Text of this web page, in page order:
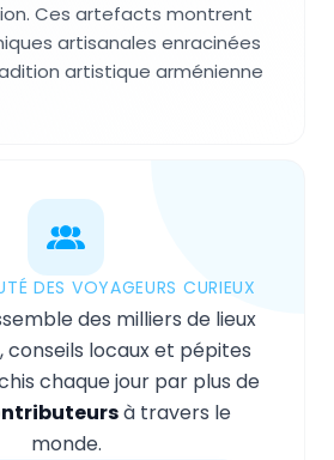
Ces artefacts montrent
artisanales enracinées
artistique arménienne
DES VOYAGEURS CURIEUX
des milliers de lieux
conseils locaux et pépites
chaque jour par plus de
à travers le
monde.